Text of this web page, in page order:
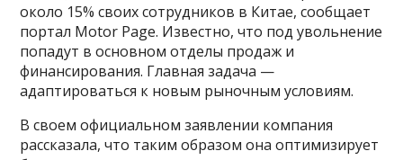
около 15% своих сотрудников в Китае, сообщает
портал Motor Page. Известно, что под увольнение
попадут в основном отделы продаж и
финансирования. Главная задача —
адаптироваться к новым рыночным условиям.
В своем официальном заявлении компания
рассказала, что таким образом она оптимизирует